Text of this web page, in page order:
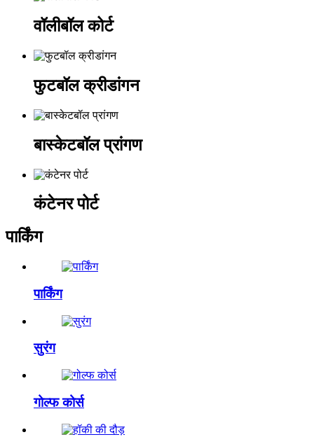
वॉलीबॉल कोर्ट
फुटबॉल क्रीडांगन
बास्केटबॉल प्रांगण
कंटेनर पोर्ट
पार्किंग
पार्किंग
सुरंग
गोल्फ कोर्स